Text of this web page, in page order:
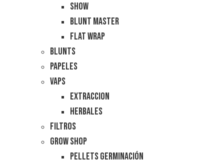
Show
Blunt Master
Flat Wrap
Blunts
Papeles
Vaps
Extraccion
Herbales
Filtros
Grow Shop
Pellets Germinación